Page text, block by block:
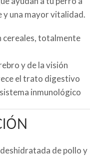
y una mayor vitalidad.
cereales, totalmente
y de la visión
el trato digestivo
inmunológico
de pollo y